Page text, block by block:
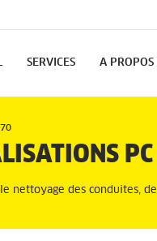
SERVICES A PROPOS
nettoyage des conduites,